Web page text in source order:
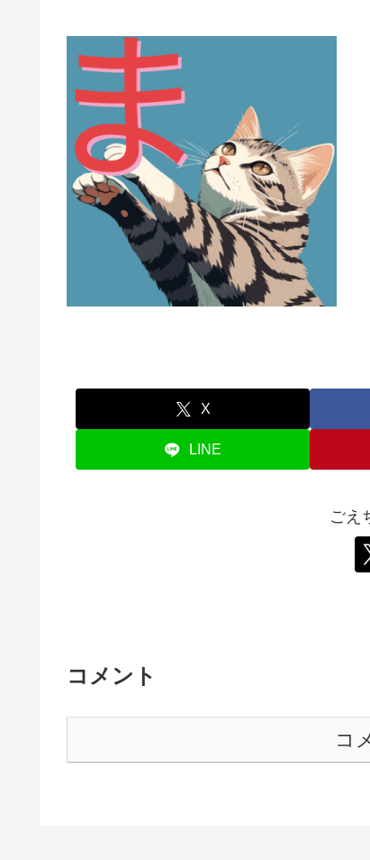
X
LINE
ごえ
コメント
コ